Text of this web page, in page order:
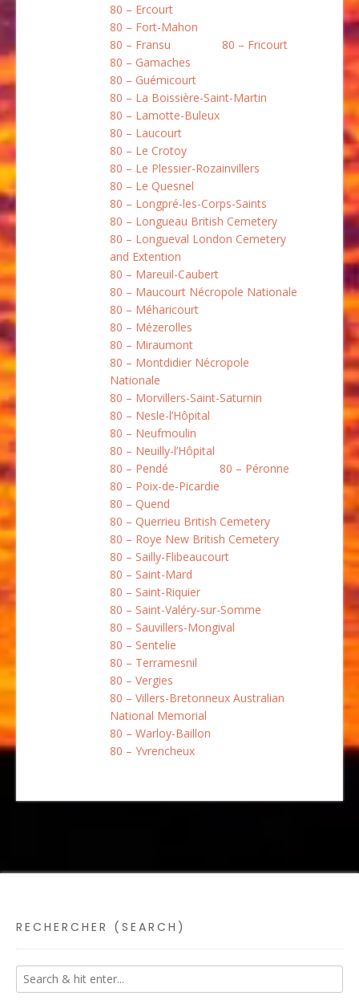
80 – Ercourt
80 – Fort-Mahon
80 – Fransu
80 – Fricourt
80 – Gamaches
80 – Guémicourt
80 – La Boissière-Saint-Martin
80 – Lamotte-Buleux
80 – Laucourt
80 – Le Crotoy
80 – Le Plessier-Rozainvillers
80 – Le Quesnel
80 – Longpré-les-Corps-Saints
80 – Longueau British Cemetery
80 – Longueval London Cemetery
and Extention
80 – Mareuil-Caubert
80 – Maucourt Nécropole Nationale
80 – Méharicourt
80 – Mézerolles
80 – Miraumont
80 – Montdidier Nécropole
Nationale
80 – Morvillers-Saint-Saturnin
80 – Nesle-l’Hôpital
80 – Neufmoulin
80 – Neuilly-l’Hôpital
80 – Pendé
80 – Péronne
80 – Poix-de-Picardie
80 – Quend
80 – Querrieu British Cemetery
80 – Roye New British Cemetery
80 – Sailly-Flibeaucourt
80 – Saint-Mard
80 – Saint-Riquier
80 – Saint-Valéry-sur-Somme
80 – Sauvillers-Mongival
80 – Sentelie
80 – Terramesnil
80 – Vergies
80 – Villers-Bretonneux Australian
National Memorial
80 – Warloy-Baillon
80 – Yvrencheux
RECHERCHER (SEARCH)